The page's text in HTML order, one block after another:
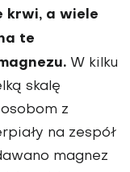
krwi, a wiele
te
W kilku
skalę
z
na zespół
ma­gnez